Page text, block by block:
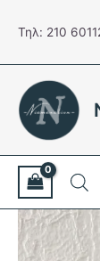
στοΤηλ: 210